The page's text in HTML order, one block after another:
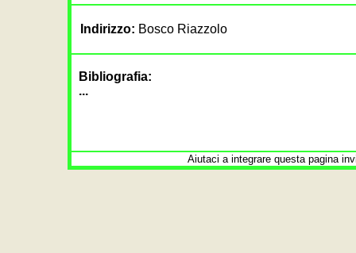
Indirizzo: Bosco Riazzolo
Bibliografia:
...
Aiutaci a integrare questa pagina